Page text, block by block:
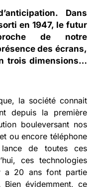
Dans
en 1947, le futur
de notre
des écrans,
trois dimensions…
la société connait
depuis la première
bouleversant nos
ou encore téléphone
de toutes ces
ces technologies
a 20 ans font partie
évidemment, ce